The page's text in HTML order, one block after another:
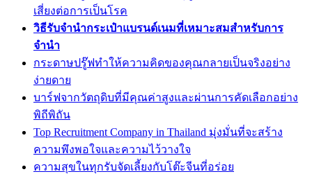
เสี่ยงต่อการเป็นโรค
วิธีรับจำนำกระเป๋าแบรนด์เนมที่เหมาะสมสำหรับการ
จำนำ
กระดาษปรู๊ฟทำให้ความคิดของคุณกลายเป็นจริงอย่าง
ง่ายดาย
บาร์ฟจากวัตถุดิบที่มีคุณค่าสูงและผ่านการคัดเลือกอย่าง
พิถีพิถัน
Top Recruitment Company in Thailand มุ่งมั่นที่จะสร้าง
ความพึงพอใจและความไว้วางใจ
ความสุขในทุกรับจัดเลี้ยงกับโต๊ะจีนที่อร่อย